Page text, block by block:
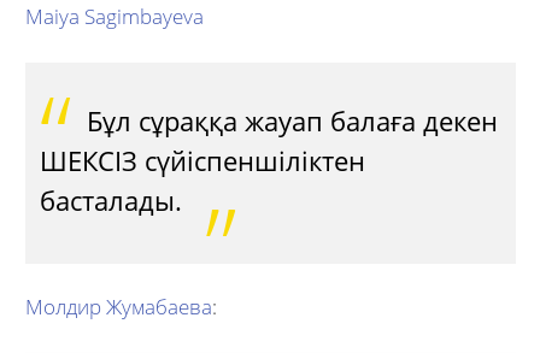
Maiya Sagimbayeva
Бұл сұраққа жауап балаға декен
ШЕКСІЗ сүйіспеншіліктен
басталады.
Молдир Жумабаева: